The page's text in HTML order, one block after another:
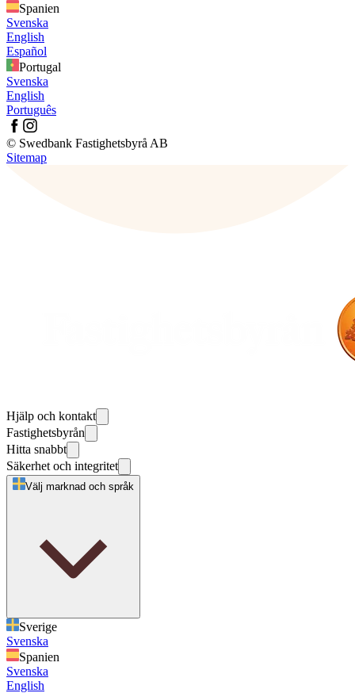
Spanien
Svenska
English
Español
Portugal
Svenska
English
Português
© Swedbank Fastighetsbyrå AB
Sitemap
Hjälp och kontakt
Fastighetsbyrån
Hitta snabbt
Säkerhet och integritet
Välj marknad och språk
Sverige
Svenska
Spanien
Svenska
English